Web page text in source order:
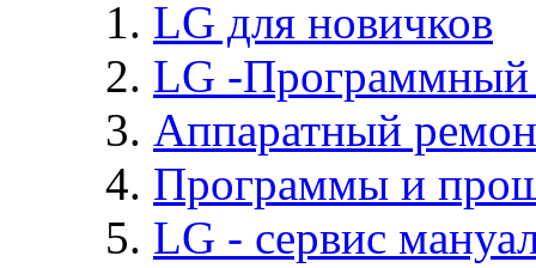
LG для новичков
LG -Программный
Аппаратный
Программы и
LG - cервис